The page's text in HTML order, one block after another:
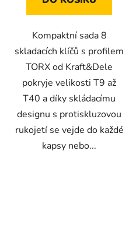
Kompaktní sada 8
skladacích klíčů s profilem
TORX od Kraft&Dele
pokryje velikosti T9 až
T40 a díky skládacímu
designu s protiskluzovou
rukojetí se vejde do každé
kapsy nebo...